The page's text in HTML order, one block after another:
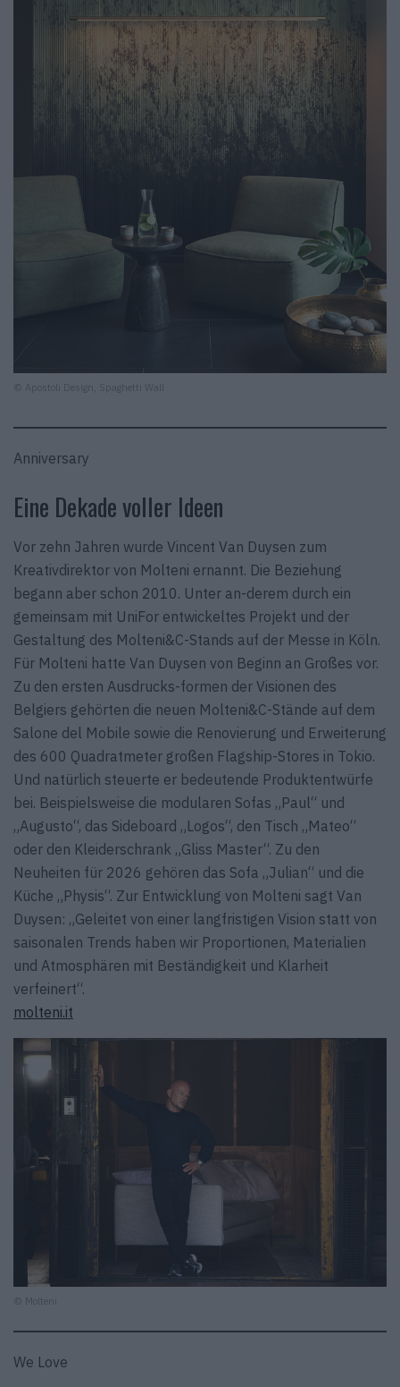
© Apostoli Design, Spaghetti Wall
Anniversary
Eine Dekade voller Ideen
Vor zehn Jahren wurde Vincent Van Duysen zum
Kreativdirektor von Molteni ernannt. Die Beziehung
begann aber schon 2010. Unter an-derem durch ein
gemeinsam mit UniFor entwickeltes Projekt und der
Gestaltung des Molteni&C-Stands auf der Messe in Köln.
Für Molteni hatte Van Duysen von Beginn an Großes vor.
Zu den ersten Ausdrucks-formen der Visionen des
Belgiers gehörten die neuen Molteni&C-Stände auf dem
Salone del Mobile sowie die Renovierung und Erweiterung
des 600 Quadratmeter großen Flagship-Stores in Tokio.
Und natürlich steuerte er bedeutende Produktentwürfe
bei. Beispielsweise die modularen Sofas „Paul“ und
„Augusto“, das Sideboard „Logos“, den Tisch „Mateo“
oder den Kleiderschrank „Gliss Master“. Zu den
Neuheiten für 2026 gehören das Sofa „Julian“ und die
Küche „Physis“. Zur Entwicklung von Molteni sagt Van
Duysen: „Geleitet von einer langfristigen Vision statt von
saisonalen Trends haben wir Proportionen, Materialien
und Atmosphären mit Beständigkeit und Klarheit
verfeinert“.
molteni.it
© Molteni
We Love